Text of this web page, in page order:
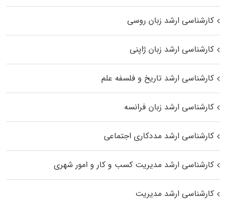
کارشناسی ارشد زبان روسی
کارشناسی ارشد زبان ژاپنی
کارشناسی ارشد تاریخ و فلسفه علم
کارشناسی ارشد زبان فرانسه
کارشناسی ارشد مددکاری اجتماعی
کارشناسی ارشد مدیریت کسب و کار و امور شهری
کارشناسی ارشد مدیریت